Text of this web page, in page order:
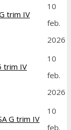
trim IV
10
feb.
2026
trim IV
10
feb.
2026
G trim IV
10
feb.